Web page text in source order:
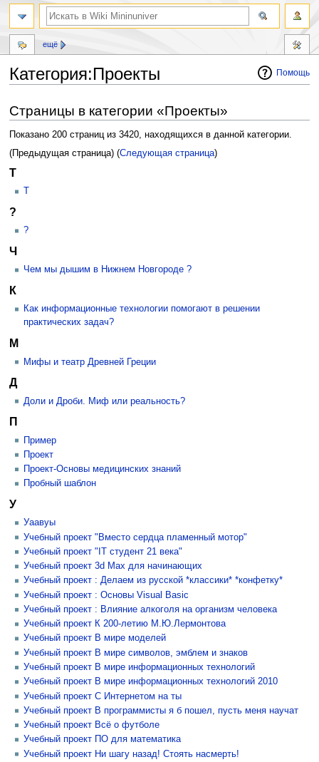
Помощь
Категория:Проекты
к
навигации
к
поиску
Страницы в категории «Проекты»
Показано 200 страниц из 3420, находящихся в данной категории.
(Предыдущая страница) (Следующая страница)
Т
?
?
Ч
Чем мы дышим в Нижнем Новгороде ?
К
Как информационные технологии помогают в решении
практических задач?
М
Мифы и театр Древней Греции
Д
Доли и Дроби. Миф или реальность?
П
Пример
Проект
Проект-Основы медицинских знаний
Пробный шаблон
У
Уаавуы
Учебный проект "Вместо сердца пламенный мотор"
Учебный проект "IT студент 21 века"
Учебный проект 3d Max для начинающих
Учебный проект : Делаем из русской *классики* *конфетку*
Учебный проект : Основы Visual Basic
Учебный проект : Влияние алкоголя на организм человека
Учебный проект К 200-летию М.Ю.Лермонтова
Учебный проект В мире моделей
Учебный проект В мире символов, эмблем и знаков
Учебный проект В мире информационных технологий
Учебный проект В мире информационных технологий 2010
Учебный проект С Интернетом на ты
Учебный проект В программисты я б пошел, пусть меня научат
Учебный проект Всё о футболе
Учебный проект ПО для математика
Учебный проект Ни шагу назад! Стоять насмерть!
ещё